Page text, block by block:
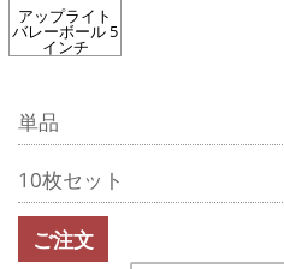
アップライト
バレーボール 5
インチ
単品
10枚セット
ご注文